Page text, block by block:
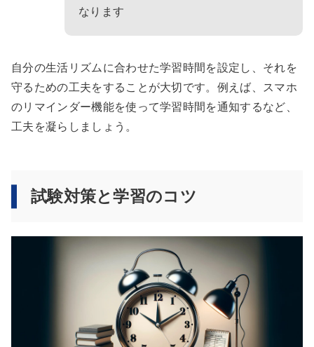
なります
自分の生活リズムに合わせた学習時間を設定し、それを
守るための工夫をすることが大切です。例えば、スマホ
のリマインダー機能を使って学習時間を通知するなど、
工夫を凝らしましょう。
試験対策と学習のコツ